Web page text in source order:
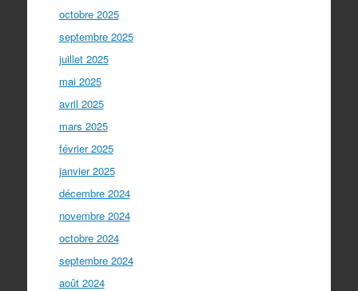
octobre 2025
septembre 2025
juillet 2025
mai 2025
avril 2025
mars 2025
février 2025
janvier 2025
décembre 2024
novembre 2024
octobre 2024
septembre 2024
août 2024